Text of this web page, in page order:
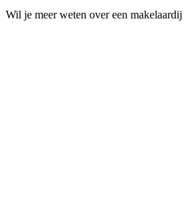
Wil je meer weten over een